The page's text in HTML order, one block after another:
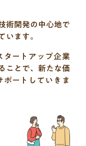
術開発の中心地で
います。
タートアップ企業
ことで、 新たな価
ートしていきま